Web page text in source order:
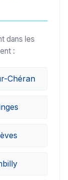
dans les
:
Chéran